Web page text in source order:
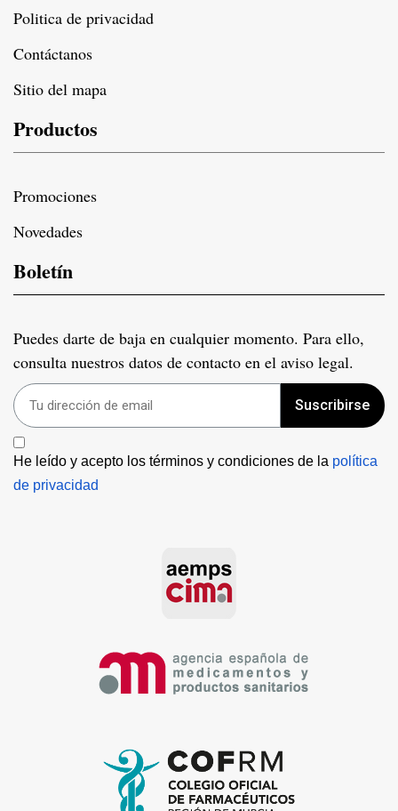
Politica de privacidad
Contáctanos
Sitio del mapa
Productos
Promociones
Novedades
Boletín
Puedes darte de baja en cualquier momento. Para ello,
consulta nuestros datos de contacto en el aviso legal.
Suscribirse
He leído y acepto los términos y condiciones de la política
de privacidad